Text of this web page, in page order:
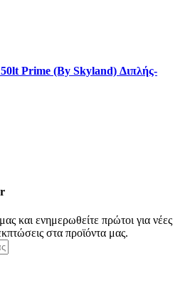
Prime (By Skyland) Διπλής-
και ενημερωθείτε πρώτοι για νέες
στα προϊόντα μας.